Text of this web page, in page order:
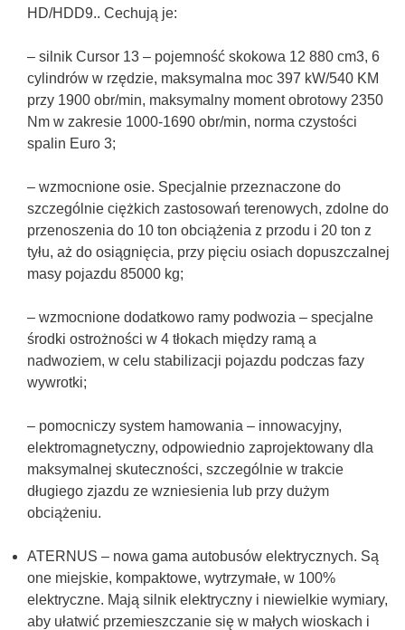
HD/HDD9.. Cechują je:
– silnik Cursor 13 – pojemność skokowa 12 880 cm3, 6
cylindrów w rzędzie, maksymalna moc 397 kW/540 KM
przy 1900 obr/min, maksymalny moment obrotowy 2350
Nm w zakresie 1000-1690 obr/min, norma czystości
spalin Euro 3;
– wzmocnione osie. Specjalnie przeznaczone do
szczególnie ciężkich zastosowań terenowych, zdolne do
przenoszenia do 10 ton obciążenia z przodu i 20 ton z
tyłu, aż do osiągnięcia, przy pięciu osiach dopuszczalnej
masy pojazdu 85000 kg;
– wzmocnione dodatkowo ramy podwozia – specjalne
środki ostrożności w 4 tłokach między ramą a
nadwoziem, w celu stabilizacji pojazdu podczas fazy
wywrotki;
– pomocniczy system hamowania – innowacyjny,
elektromagnetyczny, odpowiednio zaprojektowany dla
maksymalnej skuteczności, szczególnie w trakcie
długiego zjazdu ze wzniesienia lub przy dużym
obciążeniu.
ATERNUS – nowa gama autobusów elektrycznych. Są
one miejskie, kompaktowe, wytrzymałe, w 100%
elektryczne. Mają silnik elektryczny i niewielkie wymiary,
aby ułatwić przemieszczanie się w małych wioskach i